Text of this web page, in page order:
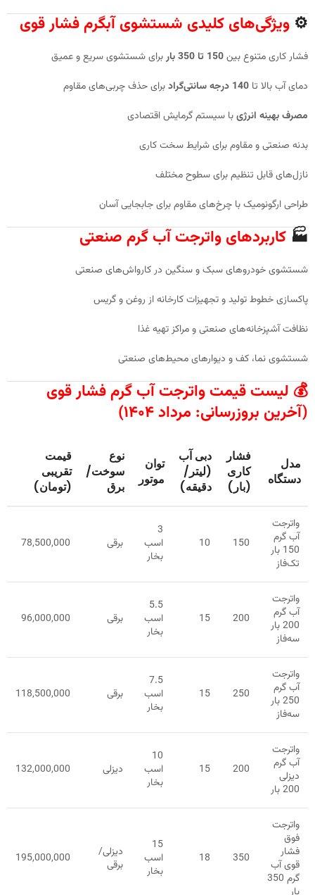
⚙ ویژگی‌های کلیدی شستشوی آبگرم فشار قوی
فشار کاری متنوع بین150 تا 350 بار
برای شستشوی سریع و عمیق
دمای آب بالا تا 140 درجه سانتی‌گراد
برای حذف چربی‌های مقاوم
مصرف بهینه انرژیبا سیستم گرمایش اقتصادی
بدنه صنعتی و مقاوم برای شرایط سخت کاری
نازل‌های قابل تنظیم برای سطوح مختلف
طراحی ارگونومیک با چرخ‌های مقاوم برای جابجایی آسان
🏭 کاربردهای واترجت آب گرم صنعتی
شستشوی خودروهای سبک و سنگین در کارواش‌های صنعتی
پاکسازی خطوط تولید و تجهیزات کارخانه از روغن و گریس
نظافت آشپزخانه‌های صنعتی و مراکز تهیه غذا
شستشوی نما، کف و دیوارهای محیط‌های صنعتی
💰 لیست قیمت واترجت آب گرم فشار قوی
(آخرین بروزرسانی: مرداد ۱۴۰۴)
مدل
دستگاه
فشار
کاری
(بار)
دبی آب
(لیتر/
دقیقه)
توان
موتور
نوع
سوخت/
برق
قیمت
تقریبی
(تومان)
واترجت
آب گرم
150 بار
تک‌فاز
150
10
3
اسب
بخار
برقی 78,500,000
واترجت
آب گرم
200 بار
سه‌فاز
200
15
5.5
اسب
بخار
برقی 96,000,000
واترجت
آب گرم
250 بار
سه‌فاز
250
15
7.5
اسب
بخار
برقی 118,500,000
واترجت
آب گرم
دیزلی
200 بار
200
15
10
اسب
بخار
دیزلی 132,000,000
واترجت
فوق
فشار
قوی آب
گرم 350
350
18
15
اسب
بخار
دیزلی/
برقی
195,000,000